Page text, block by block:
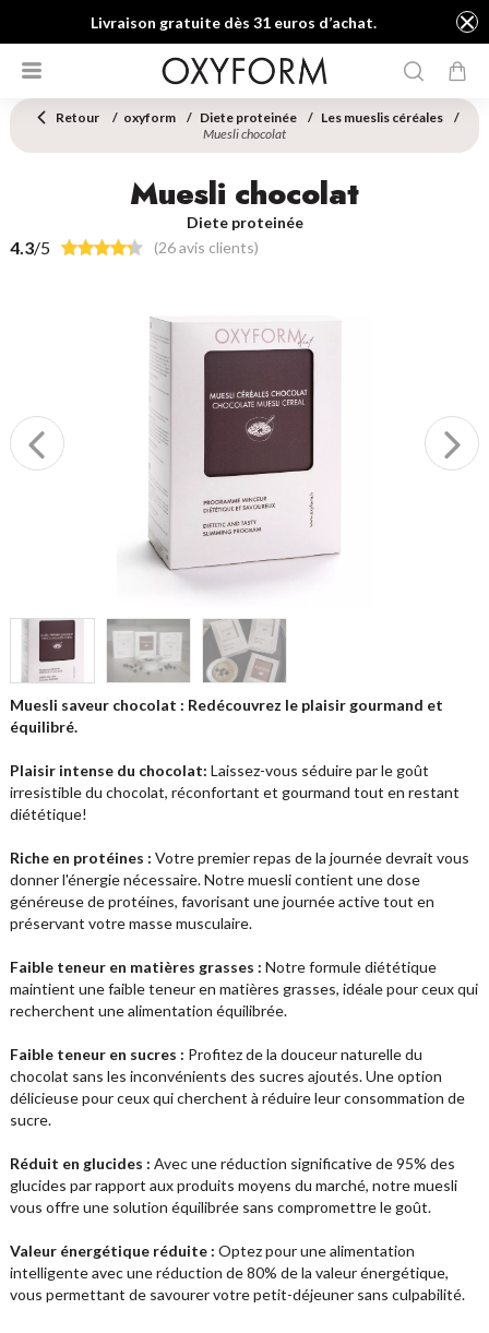
Livraison gratuite dès 31 euros d’achat.
Retour oxyform Diete proteinée
Les mueslis céréales
Muesli chocolat
Muesli chocolat
Diete proteinée
4.3/5 (26 avis clients)
Muesli saveur chocolat : Redécouvrez le plaisir gourmand et
équilibré.
Plaisir intense du chocolat: Laissez-vous séduire par le goût
irresistible du chocolat, réconfortant et gourmand tout en restant
diététique!
Riche en protéines : Votre premier repas de la journée devrait vous
donner l'énergie nécessaire. Notre muesli contient une dose
généreuse de protéines, favorisant une journée active tout en
préservant votre masse musculaire.
Faible teneur en matières grasses : Notre formule diététique
maintient une faible teneur en matières grasses, idéale pour ceux qui
recherchent une alimentation équilibrée.
Faible teneur en sucres : Profitez de la douceur naturelle du
chocolat sans les inconvénients des sucres ajoutés. Une option
délicieuse pour ceux qui cherchent à réduire leur consommation de
sucre.
Réduit en glucides : Avec une réduction significative de 95% des
glucides par rapport aux produits moyens du marché, notre muesli
vous offre une solution équilibrée sans compromettre le goût.
Valeur énergétique réduite : Optez pour une alimentation
intelligente avec une réduction de 80% de la valeur énergétique,
vous permettant de savourer votre petit-déjeuner sans culpabilité.